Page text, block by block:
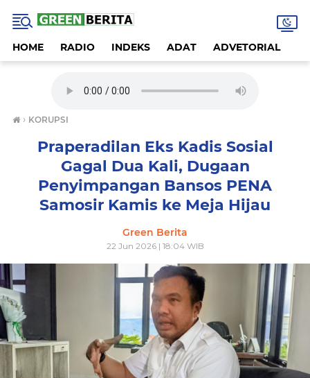
HOME RADIO INDEKS ADAT ADVETORIAL
› KORUPSI
Praperadilan Eks Kadis Sosial
Gagal Dua Kali, Dugaan
Penyimpangan Bansos PENA
Samosir Kamis ke Meja Hijau
Green Berita
22 Jun 2026 | 18:04 WIB